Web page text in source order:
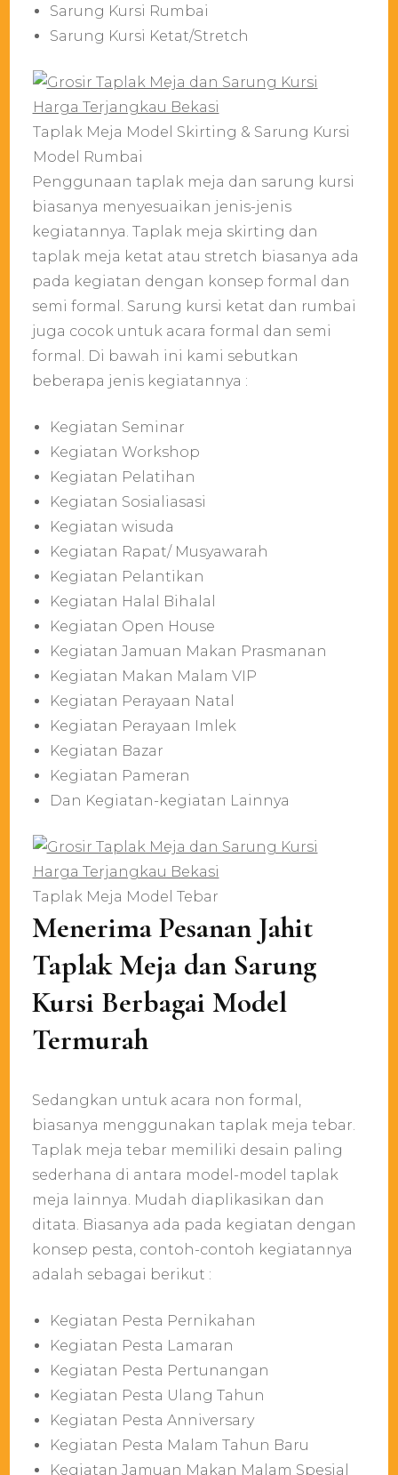
Sarung Kursi Rumbai
Sarung Kursi Ketat/Stretch
Taplak Meja Model Skirting & Sarung Kursi
Model Rumbai
Penggunaan taplak meja dan sarung kursi
biasanya menyesuaikan jenis-jenis
kegiatannya. Taplak meja skirting dan
taplak meja ketat atau stretch biasanya ada
pada kegiatan dengan konsep formal dan
semi formal. Sarung kursi ketat dan rumbai
juga cocok untuk acara formal dan semi
formal. Di bawah ini kami sebutkan
beberapa jenis kegiatannya :
Kegiatan Seminar
Kegiatan Workshop
Kegiatan Pelatihan
Kegiatan Sosialiasasi
Kegiatan wisuda
Kegiatan Rapat/ Musyawarah
Kegiatan Pelantikan
Kegiatan Halal Bihalal
Kegiatan Open House
Kegiatan Jamuan Makan Prasmanan
Kegiatan Makan Malam VIP
Kegiatan Perayaan Natal
Kegiatan Perayaan Imlek
Kegiatan Bazar
Kegiatan Pameran
Dan Kegiatan-kegiatan Lainnya
Taplak Meja Model Tebar
Menerima Pesanan Jahit
Taplak Meja dan Sarung
Kursi Berbagai Model
Termurah
Sedangkan untuk acara non formal,
biasanya menggunakan taplak meja tebar.
Taplak meja tebar memiliki desain paling
sederhana di antara model-model taplak
meja lainnya. Mudah diaplikasikan dan
ditata. Biasanya ada pada kegiatan dengan
konsep pesta, contoh-contoh kegiatannya
adalah sebagai berikut :
Kegiatan Pesta Pernikahan
Kegiatan Pesta Lamaran
Kegiatan Pesta Pertunangan
Kegiatan Pesta Ulang Tahun
Kegiatan Pesta Anniversary
Kegiatan Pesta Malam Tahun Baru
Kegiatan Jamuan Makan Malam Spesial